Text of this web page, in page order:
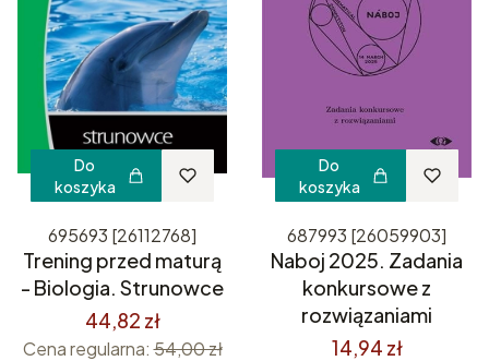
Do
koszyka
695693 [26112768]
Trening przed maturą
- Biologia. Strunowce
44,82 zł
Cena regularna: 54,00 zł
Do
koszyka
687993 [26059903]
Naboj 2025. Zadania
konkursowe z
rozwiązaniami
14,94 zł